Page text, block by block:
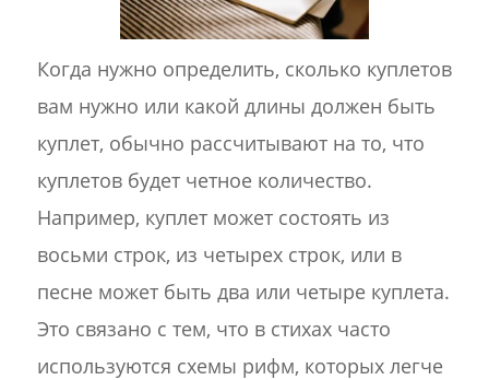
Когда нужно определить, сколько куплетов
вам нужно или какой длины должен быть
куплет, обычно рассчитывают на то, что
куплетов будет четное количество.
Например, куплет может состоять из
восьми строк, из четырех строк, или в
песне может быть два или четыре куплета.
Это связано с тем, что в стихах часто
используются схемы рифм, которых легче